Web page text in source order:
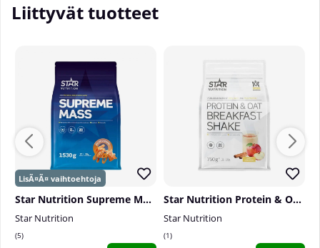
Liittyvät tuotteet
Star Nutrition Supreme Mass, 1530 g
Star Nutrition
5
Star Nutrition Protein & Oat Breakfast Shake, 750 g
Star Nutrition
1